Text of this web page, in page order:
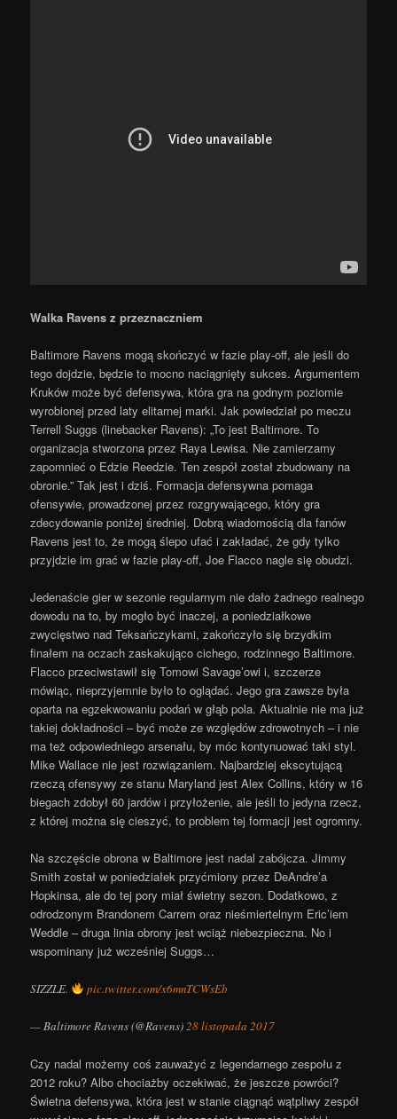
Walka Ravens z przeznaczniem
Baltimore Ravens mogą skończyć w fazie play-off, ale jeśli do
tego dojdzie, będzie to mocno naciągnięty sukces. Argumentem
Kruków może być defensywa, która gra na godnym poziomie
wyrobionej przed laty elitarnej marki. Jak powiedział po meczu
Terrell Suggs (linebacker Ravens): „To jest Baltimore. To
organizacja stworzona przez Raya Lewisa. Nie zamierzamy
zapomnieć o Edzie Reedzie. Ten zespół został zbudowany na
obronie.” Tak jest i dziś. Formacja defensywna pomaga
ofensywie, prowadzonej przez rozgrywającego, który gra
zdecydowanie poniżej średniej. Dobrą wiadomością dla fanów
Ravens jest to, że mogą ślepo ufać i zakładać, że gdy tylko
przyjdzie im grać w fazie play-off, Joe Flacco nagle się obudzi.
Jedenaście gier w sezonie regularnym nie dało żadnego realnego
dowodu na to, by mogło być inaczej, a poniedziałkowe
zwycięstwo nad Teksańczykami, zakończyło się brzydkim
finałem na oczach zaskakująco cichego, rodzinnego Baltimore.
Flacco przeciwstawił się Tomowi Savage’owi i, szczerze
mówiąc, nieprzyjemnie było to oglądać. Jego gra zawsze była
oparta na egzekwowaniu podań w głąb pola. Aktualnie nie ma już
takiej dokładności – być może ze względów zdrowotnych – i nie
ma też odpowiedniego arsenału, by móc kontynuować taki styl.
Mike Wallace nie jest rozwiązaniem. Najbardziej ekscytującą
rzeczą ofensywy ze stanu Maryland jest Alex Collins, który w 16
biegach zdobył 60 jardów i przyłożenie, ale jeśli to jedyna rzecz,
z której można się cieszyć, to problem tej formacji jest ogromny.
Na szczęście obrona w Baltimore jest nadal zabójcza. Jimmy
Smith został w poniedziałek przyćmiony przez DeAndre’a
Hopkinsa, ale do tej pory miał świetny sezon. Dodatkowo, z
odrodzonym Brandonem Carrem oraz nieśmiertelnym Eric’iem
Weddle – druga linia obrony jest wciąż niebezpieczna. No i
wspominany już wcześniej Suggs…
SIZZLE. pic.twitter.com/x6mnTCWsEb
— Baltimore Ravens (@Ravens)28 listopada 2017
Czy nadal możemy coś zauważyć z legendarnego zespołu z
2012 roku? Albo chociażby oczekiwać, że jeszcze powróci?
Świetna defensywa, która jest w stanie ciągnąć wątpliwy zespół